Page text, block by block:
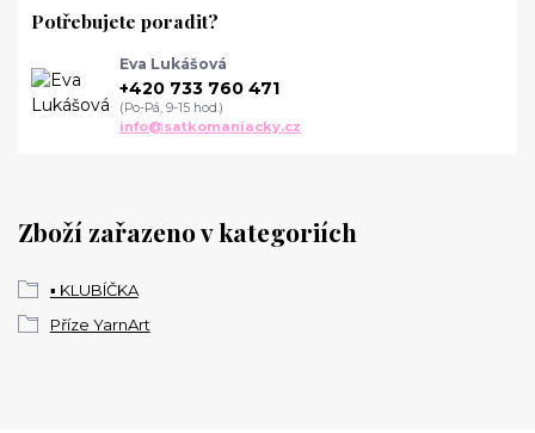
Zboží zařazeno v kategoriích
▪️ KLUBÍČKA
Příze YarnArt
Potřebujete poradit?
Eva Lukášová
+420 733 760 471
(Po-Pá, 9-15 hod.)
info@satkomaniacky.cz